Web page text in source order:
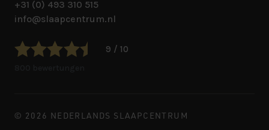
+31 (0) 493 310 515
info@slaapcentrum.nl
9 / 10
© 2026 NEDERLANDS SLAAPCENTRUM